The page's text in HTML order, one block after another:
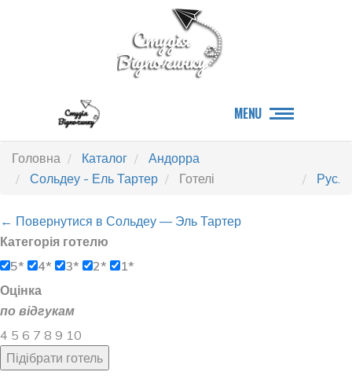
MENU
Головна Каталог
Андорра
Сольдеу - Ель Тартер
Готелі Рус.
← Повернутися в Сольдеу — Эль Тартер
Категорія готелю
5*
4* 3* 2*
1*
Оцінка
по відгукам
4 5 6 7 8 9 10